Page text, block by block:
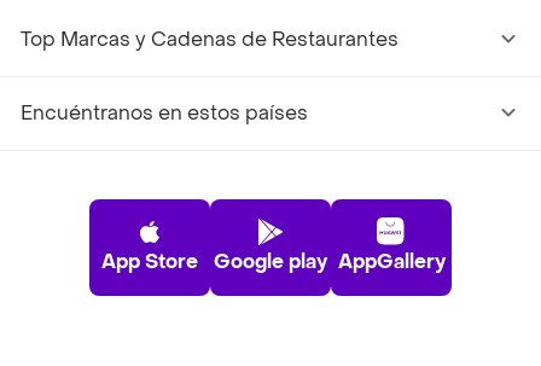
Top Marcas y Cadenas de Restaurantes
Encuéntranos en estos países
App Store Google play AppGallery